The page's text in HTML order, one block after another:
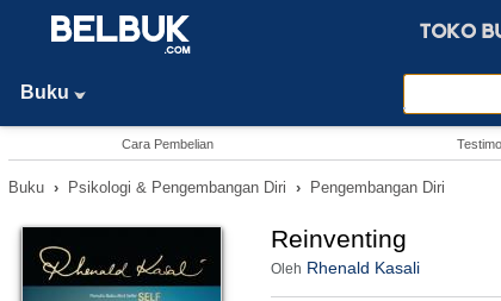
Buku
Cara Pembelian
Buku › Psikologi & Pengembangan Diri › Pengembangan Diri
Reinventing
Oleh Rhenald Kasali